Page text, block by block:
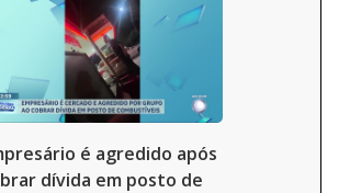
é agredido após
dívida em posto de